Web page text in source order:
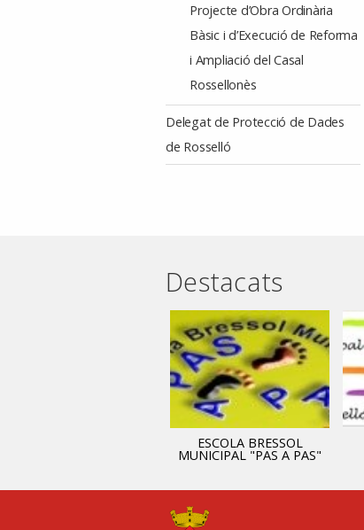
Projecte d’Obra Ordinària
Bàsic i d’Execució de Reforma
i Ampliació del Casal
Rossellonès
Delegat de Protecció de Dades
de Rosselló
Destacats
ESCOLA BRESSOL
MUNICIPAL "PAS A PAS"